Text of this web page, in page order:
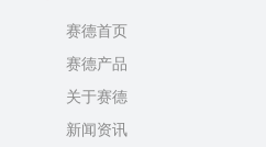
赛德首页
赛德产品
关于赛德
新闻资讯